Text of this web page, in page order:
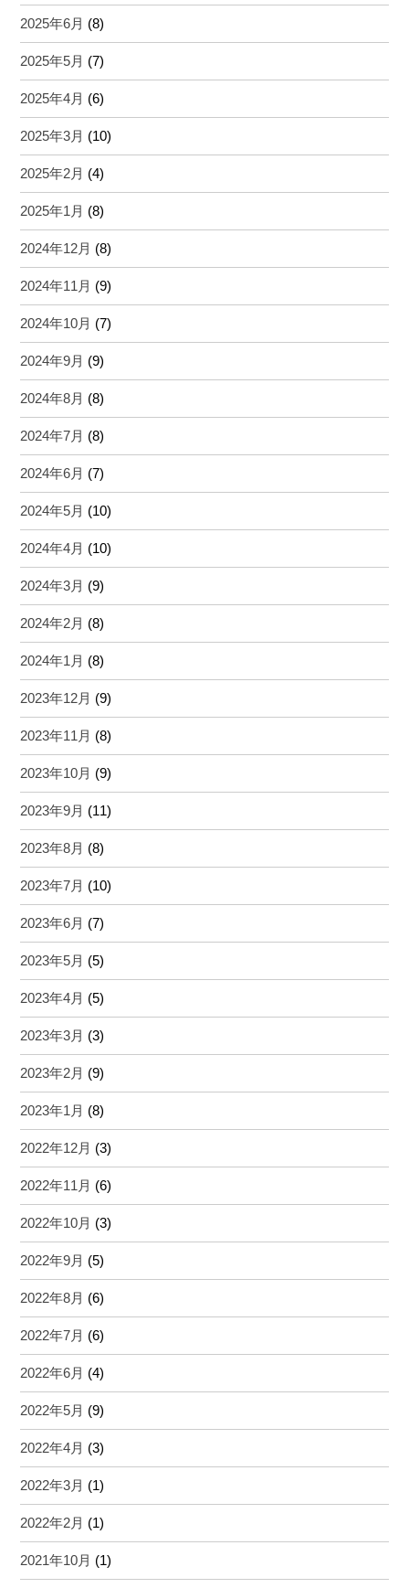
2025年6月 (8)
2025年5月 (7)
2025年4月 (6)
2025年3月 (10)
2025年2月 (4)
2025年1月 (8)
2024年12月 (8)
2024年11月 (9)
2024年10月 (7)
2024年9月 (9)
2024年8月 (8)
2024年7月 (8)
2024年6月 (7)
2024年5月 (10)
2024年4月 (10)
2024年3月 (9)
2024年2月 (8)
2024年1月 (8)
2023年12月 (9)
2023年11月 (8)
2023年10月 (9)
2023年9月 (11)
2023年8月 (8)
2023年7月 (10)
2023年6月 (7)
2023年5月 (5)
2023年4月 (5)
2023年3月 (3)
2023年2月 (9)
2023年1月 (8)
2022年12月 (3)
2022年11月 (6)
2022年10月 (3)
2022年9月 (5)
2022年8月 (6)
2022年7月 (6)
2022年6月 (4)
2022年5月 (9)
2022年4月 (3)
2022年3月 (1)
2022年2月 (1)
2021年10月 (1)